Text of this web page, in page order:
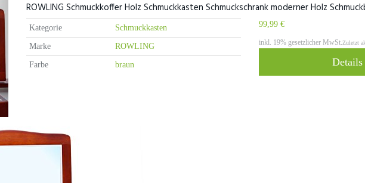
ROWLING Schmuckkoffer Holz Schmuckkasten Schmuckschrank moderner Holz
99,99 €
inkl. 19% gesetzlicher MwSt.Zuletzt
Details
Kategorie Schmuckkasten
Marke ROWLING
Farbe braun